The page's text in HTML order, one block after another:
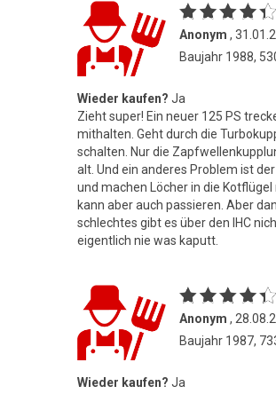
Anonym ,
Baujahr 1988,
Wieder kaufen? Ja
Zieht super! Ein neuer 125 PS
mithalten. Geht durch die
schalten. Nur die
alt. Und ein anderes Problem ist
und machen Löcher in die
kann aber auch passieren. Aber
schlechtes gibt es über den IHC
eigentlich nie was kaputt.
Anonym ,
Baujahr 1987,
Wieder kaufen? Ja